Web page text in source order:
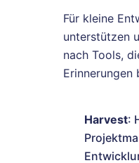
Für kleine
unterstützen
nach Tools,
Erinnerungen
Harvest: